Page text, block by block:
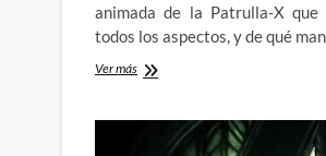
animada de la Patrulla-X
todos los aspectos, y de qué
Ver másVuelve
¡Perdidos